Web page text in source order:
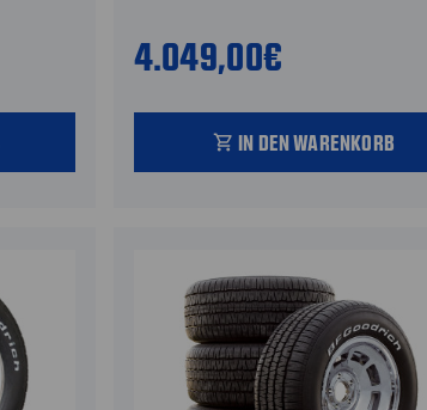
4.049,00€
shopping_cart IN DEN WARENKORB